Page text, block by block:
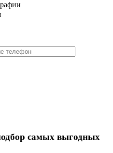
самых выгодных